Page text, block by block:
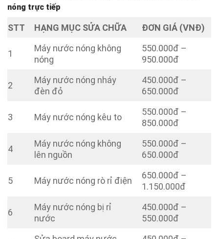
nóng trực tiếp
STT HẠNG MỤC SỬA CHỮA ĐƠN GIÁ (VNĐ)
1
Máy nước nóng không
nóng
550.000đ –
950.000đ
2
Máy nước nóng nháy
đèn đỏ
450.000đ –
650.000đ
3 Máy nước nóng kêu to
550.000đ –
850.000đ
4
Máy nước nóng không
lên nguồn
550.000đ –
650.000đ
5 Máy nước nóng rò rỉ điện
650.000đ –
1.150.000đ
6
Máy nước nóng bị rỉ
nước
450.000đ –
550.000đ